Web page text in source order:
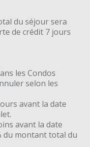
du séjour sera
de crédit 7 jours
les Condos
selon les
avant la date
avant la date
du montant total du